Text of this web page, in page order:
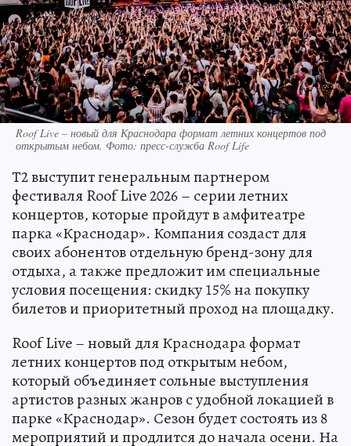
Roof Live – новый для Краснодара формат летних концертов под
открытым небом. Фото: пресс-служба Roof Life
Т2 выступит генеральным партнером
фестиваля Roof Live 2026 – серии летних
концертов, которые пройдут в амфитеатре
парка «Краснодар». Компания создаст для
своих абонентов отдельную бренд-зону для
отдыха, а также предложит им специальные
условия посещения: скидку 15% на покупку
билетов и приоритетный проход на площадку.
Roof Live – новый для Краснодара формат
летних концертов под открытым небом,
который объединяет сольные выступления
артистов разных жанров с удобной локацией в
парке «Краснодар». Сезон будет состоять из 8
мероприятий и продлится до начала осени. На